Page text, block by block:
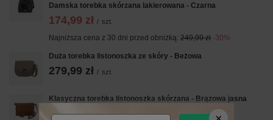
Damska torebka skórzana lakierowana - Czarna
174,99 zł / szt.
Najniższa cena z 30 dni przed obniżką: 249,99 zł -30%
Duża torebka listonoszka ze skóry - Beżowa
279,99 zł / szt.
Klasyczna torebka listonoszka skórzana - Brązowa jasna
239,99 zł / szt.